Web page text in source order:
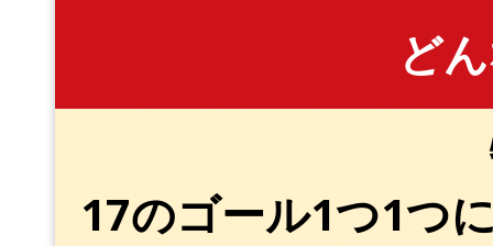
ど
17のゴール1つ1つ